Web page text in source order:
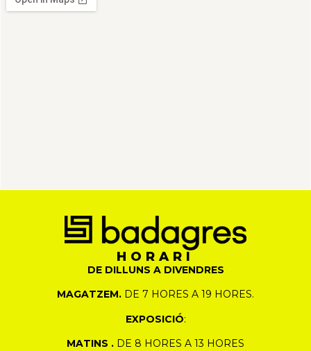
HORARI
DE DILLUNS A DIVENDRES
MAGATZEM. DE 7 HORES A 19 HORES.
EXPOSICIÓ:
MATINS . DE 8 HORES A 13 HORES